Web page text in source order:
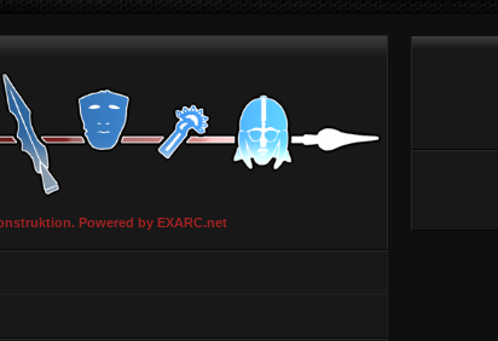
Powered by EXARC.net